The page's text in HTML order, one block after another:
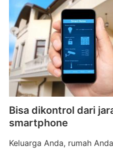
Bisa dikontrol dari
smartphone
Keluarga Anda, rumah